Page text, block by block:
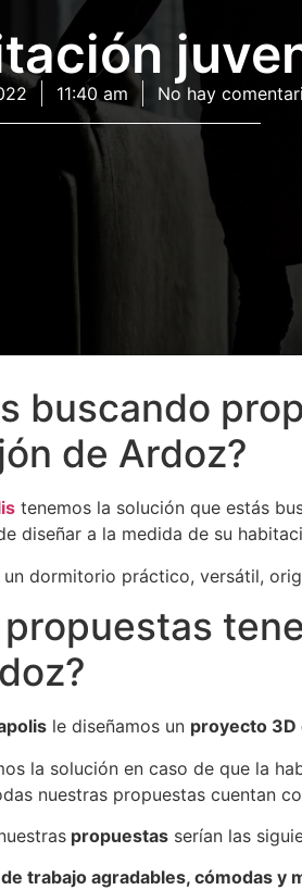
11:40 am No hay
buscando
de Ardoz?
tenemos la solución que estás
diseñar a la medida de su
un dormitorio práctico, versátil,
propuestas
le diseñamos un proyecto
la solución en caso de que la
nuestras propuestas cuentan
propuestas serían las
trabajo agradables, cómodas y